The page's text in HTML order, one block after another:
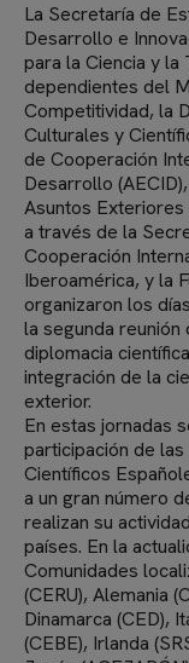
La Secretaría de
Desarrollo e
para la Ciencia y la
dependientes del
Competitividad, la
Culturales y
de Cooperación
Desarrollo
Asuntos Exteriores
a través de la
Cooperación
Iberoamérica, y la
organizaron los
la segunda reunión
diplomacia
integración de la
exterior.
En estas jornadas
participación de
Científicos
a un gran número
realizan su
países. En la
Comunidades
(CERU), Alemania
Dinamarca (CED),
(CEBE), Irlanda